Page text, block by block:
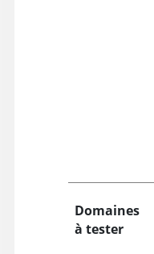
Domaines
à tester